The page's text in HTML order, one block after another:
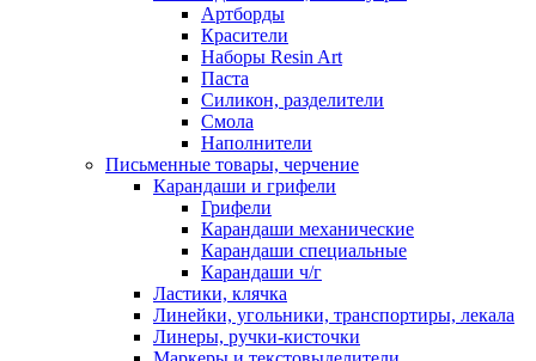
Артборды
Красители
Наборы Resin Art
Паста
Силикон, разделители
Смола
Наполнители
Письменные товары, черчение
Карандаши и грифели
Грифели
Карандаши механические
Карандаши специальные
Карандаши ч/г
Ластики, клячка
Линейки, угольники, транспортиры, лекала
Линеры, ручки-кисточки